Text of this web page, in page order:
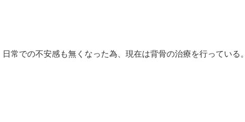
常での不安感も無くなった為、現在は背骨の治療を行っている。